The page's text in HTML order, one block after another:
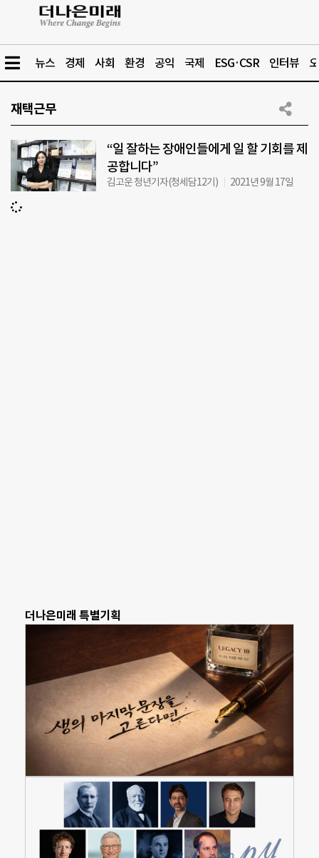
뉴스 경제 사회 환경 공익 국제 ESG·CSR 인터뷰
재택근무
“일 잘하는 장애인들에게 일 할 기회를 제
공합니다”
김고운 청년기자(청세담12기) 2021년 9월 17일
더나은미래 특별기획